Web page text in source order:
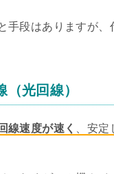
手段はありますが、
（光回線）
線速度が速く 、安